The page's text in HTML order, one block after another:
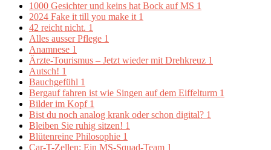
1000 Gesichter und keins hat Bock auf MS 1
2024 Fake it till you make it 1
42 reicht nicht. 1
Alles ausser Pflege 1
Anamnese 1
Ärzte-Tourismus – Jetzt wieder mit Drehkreuz 1
Autsch! 1
Bauchgefühl 1
Bergauf fahren ist wie Singen auf dem Eiffelturm 1
Bilder im Kopf 1
Bist du noch analog krank oder schon digital? 1
Bleiben Sie ruhig sitzen! 1
Blütenreine Philosophie 1
Car-T-Zellen: Ein MS-Squad-Team 1